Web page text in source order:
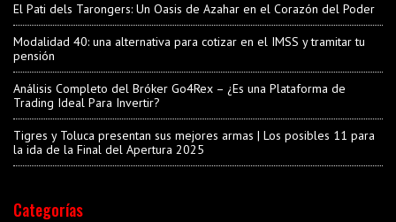
El Pati dels Tarongers: Un Oasis de Azahar en el Corazón del Poder
Modalidad 40: una alternativa para cotizar en el IMSS y tramitar tu
pensión
Análisis Completo del Bróker Go4Rex – ¿Es una Plataforma de
Trading Ideal Para Invertir?
Tigres y Toluca presentan sus mejores armas | Los posibles 11 para
la ida de la Final del Apertura 2025
Categorías